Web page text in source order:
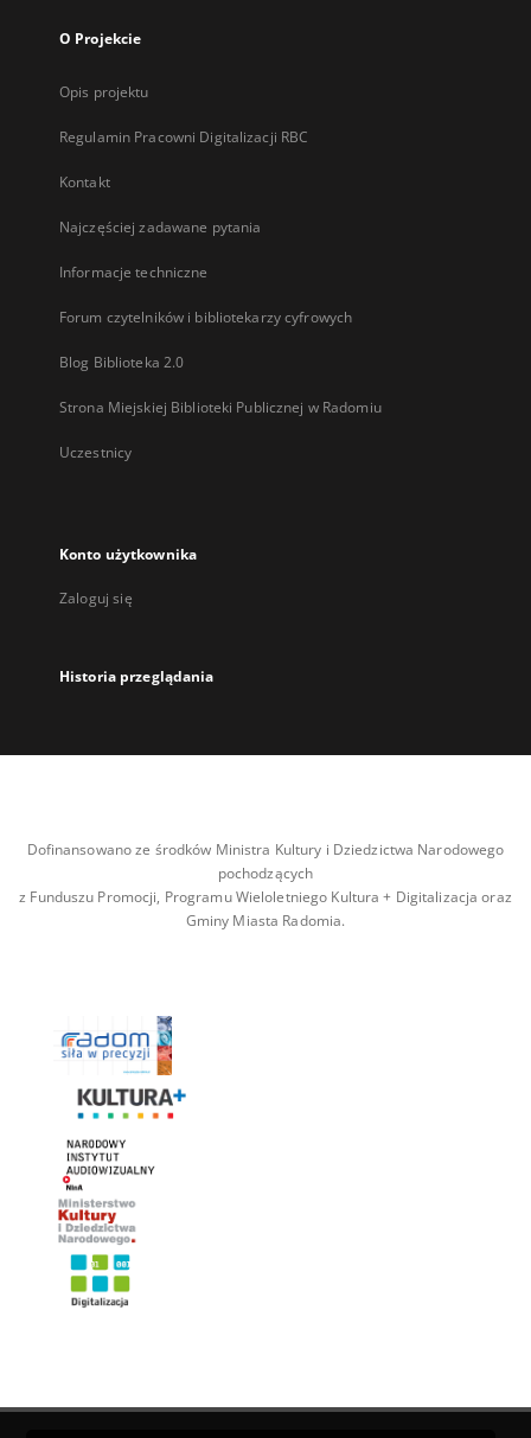
O Projekcie
Opis projektu
Regulamin Pracowni Digitalizacji RBC
Kontakt
Najczęściej zadawane pytania
Informacje techniczne
Forum czytelników i bibliotekarzy cyfrowych
Blog Biblioteka 2.0
Strona Miejskiej Biblioteki Publicznej w Radomiu
Uczestnicy
Konto użytkownika
Zaloguj się
Historia przeglądania
Dofinansowano ze środków Ministra Kultury i Dziedzictwa Narodowego
pochodzących
z Funduszu Promocji, Programu Wieloletniego Kultura + Digitalizacja oraz
Gminy Miasta Radomia.